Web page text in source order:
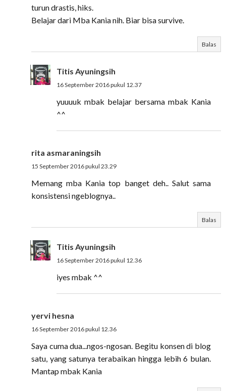
turun drastis, hiks.
Belajar dari Mba Kania nih. Biar bisa survive.
Balas
Titis Ayuningsih
16 September 2016 pukul 12.37
yuuuuk mbak belajar bersama mbak Kania
^^
rita asmaraningsih
15 September 2016 pukul 23.29
Memang mba Kania top banget deh.. Salut sama
konsistensi ngeblognya..
Balas
Titis Ayuningsih
16 September 2016 pukul 12.36
iyes mbak ^^
yervi hesna
16 September 2016 pukul 12.36
Saya cuma dua...ngos-ngosan. Begitu konsen di blog
satu, yang satunya terabaikan hingga lebih 6 bulan.
Mantap mbak Kania